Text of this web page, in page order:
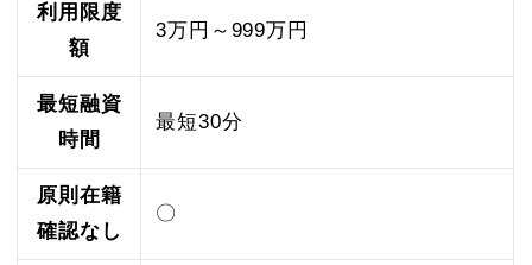
利用限度
額
3万円～999万円
最短融資
時間
最短30分
原則在籍
確認なし
〇